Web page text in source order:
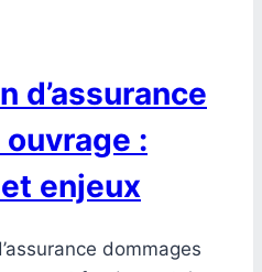
d’assurance
:
enjeux
dommages